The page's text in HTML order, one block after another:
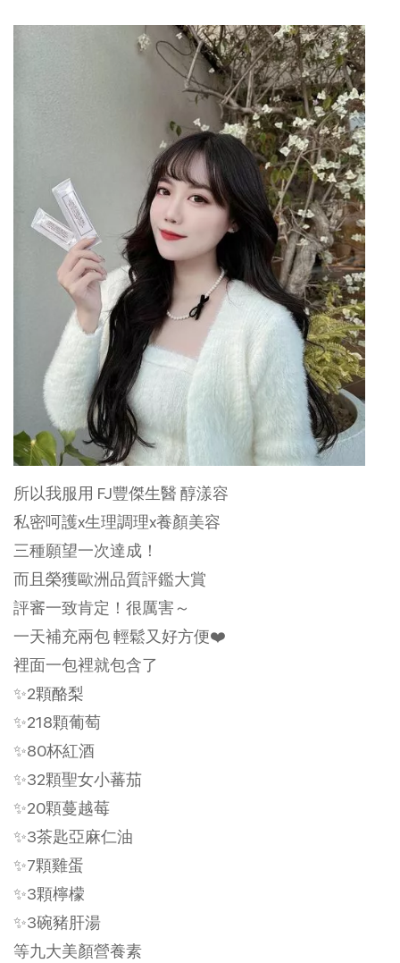
所以我服用 FJ豐傑生醫 醇漾容
私密呵護x生理調理x養顏美容
三種願望一次達成！
而且榮獲歐洲品質評鑑大賞
評審一致肯定！很厲害～
一天補充兩包 輕鬆又好方便❤️
裡面一包裡就包含了
✨2顆酪梨
✨218顆葡萄
✨80杯紅酒
✨32顆聖女小蕃茄
✨20顆蔓越莓
✨3茶匙亞麻仁油
✨7顆雞蛋
✨3顆檸檬
✨3碗豬肝湯
等九大美顏營養素